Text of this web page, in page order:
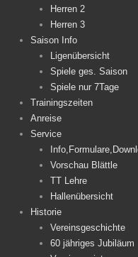
Herren 2
Herren 3
Saison Info
Ligenübersicht
Spiele ges. Saison
Spiele nur 7Tage
Trainingszeiten
Anreise
Service
Vorschau Blättle
TT Lehre
Hallenübersicht
Historie
Vereinsgeschichte
60 jähriges Jubiläum